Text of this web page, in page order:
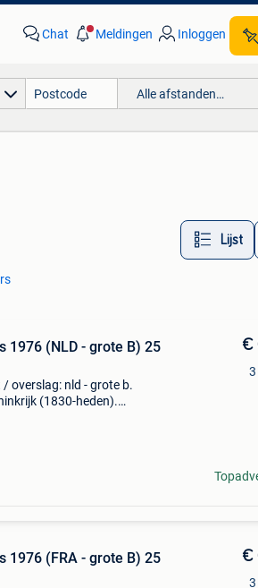
Chat Meldingen Inloggen
Alle afstanden…
Lijst
1976 (NLD - grote B) 25
overslag: nld - grote b.
(1830-heden).
€
1976 (FRA - grote B) 25
€